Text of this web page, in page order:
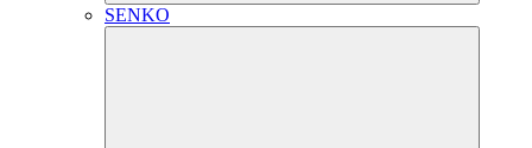
SENKO